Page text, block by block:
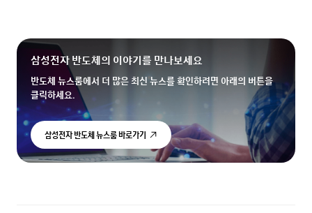
삼성전자 반도체의 이야기를 만나보세요
반도체 뉴스룸에서 더 많은 최신 뉴스를 확인하려면 아래의 버튼을
클릭하세요.
삼성전자 반도체 뉴스룸 바로가기